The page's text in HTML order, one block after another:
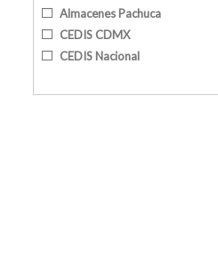
Almacenes Pachuca
CEDIS CDMX
CEDIS Nacional